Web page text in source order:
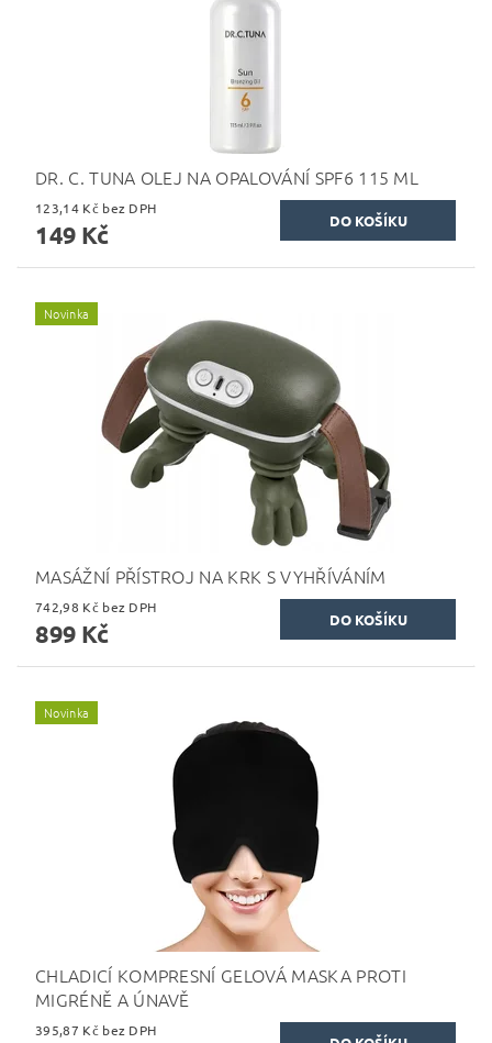
DR. C. TUNA OLEJ NA OPALOVÁNÍ SPF6 115 ML
123,14 Kč bez DPH
149 Kč
Novinka
MASÁŽNÍ PŘÍSTROJ NA KRK S VYHŘÍVÁNÍM
742,98 Kč bez DPH
899 Kč
Novinka
CHLADICÍ KOMPRESNÍ GELOVÁ MASKA PROTI
MIGRÉNĚ A ÚNAVĚ
395,87 Kč bez DPH